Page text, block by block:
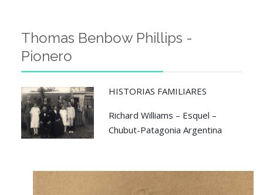
Thomas Benbow Phillips -
Pionero
HISTORIAS FAMILIARES
Richard Williams – Esquel –
Chubut-Patagonia Argentina